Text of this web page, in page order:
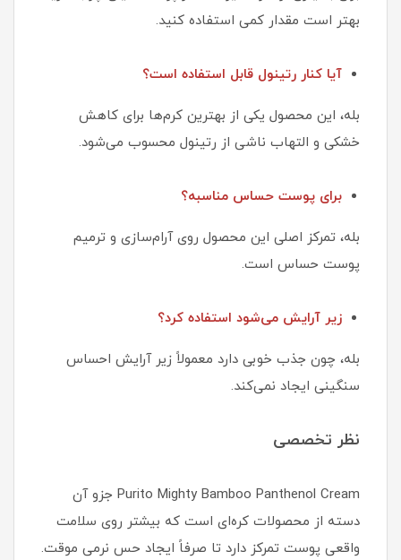
بهتر است مقدار کمی استفاده کنید.
آیا کنار رتینول قابل استفاده است؟
بله، این محصول یکی از بهترین کرم‌ها برای کاهش
خشکی و التهاب ناشی از رتینول محسوب می‌شود.
برای پوست حساس مناسبه؟
بله، تمرکز اصلی این محصول روی آرام‌سازی و ترمیم
پوست حساس است.
زیر آرایش می‌شود استفاده کرد؟
بله، چون جذب خوبی دارد معمولاً زیر آرایش احساس
سنگینی ایجاد نمی‌کند.
نظر تخصصی
Purito Mighty Bamboo Panthenol Cream جزو آن
دسته از محصولات کره‌ای است که بیشتر روی سلامت
واقعی پوست تمرکز دارد تا صرفاً ایجاد حس نرمی موقت.